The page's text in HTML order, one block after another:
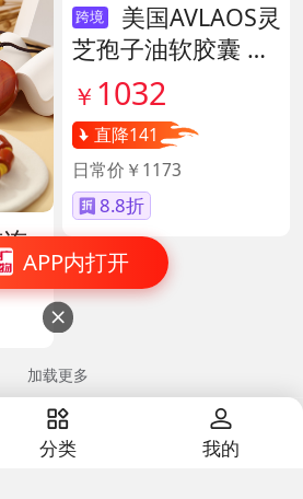
APP内打开

跨境
美国AVLAOS灵
芝孢子油软胶囊 货
号139605
￥ 1032
直降141
日常价￥1173
8.8折
加载更多
分类 我的